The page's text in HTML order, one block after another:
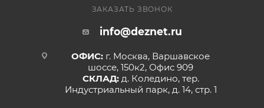
ЗАКАЗАТЬ ЗВОНОК
info@deznet.ru
ОФИС: г. Москва, Варшавское
шоссе, 150к2, Офис 909
СКЛАД: д. Коледино, тер.
Индустриальный парк, д. 14, стр. 1